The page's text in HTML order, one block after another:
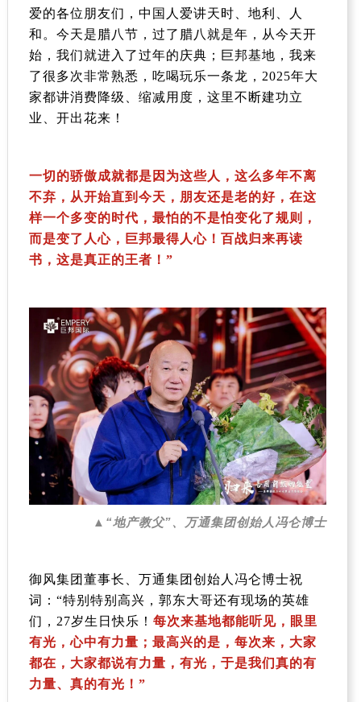
爱的各位朋友们，中国人爱讲天时、地利、人
和。今天是腊八节，过了腊八就是年，从今天开
始，我们就进入了过年的庆典；巨邦基地，我来
了很多次非常熟悉，吃喝玩乐一条龙， 2025年大
家都讲消费降级、缩减用度，这里不断建功立
业、开出花来！
一切的骄傲成就都是因为这些人，这么多年不离
不弃，从开始直到今天，朋友还是老的好，在这
样一个多变的时代，最怕的不是怕变化了规则，
而是变了人心，巨邦最得人心！百战归来再读
书，这是真正的王者！”
▲“地产教父”、万通集团创始人冯仑博士
御风集团董事长、万通集团创始人冯仑博士祝
词：“特别特别高兴，郭东大哥还有现场的英雄
们， 27岁生日快乐！每次来基地都能听见，眼里
有光，心中有力量；最高兴的是，每次来，大家
都在，大家都说有力量，有光，于是我们真的有
力量、真的有光！”